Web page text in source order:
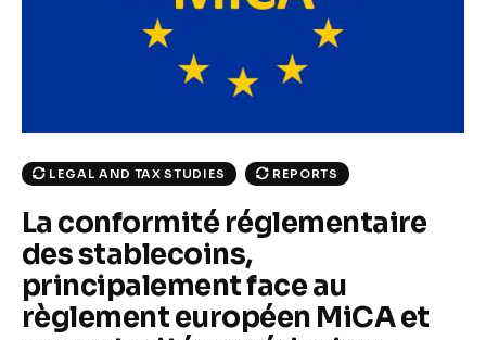
Climate
Tech
Reports
Shop
LEGAL AND TAX STUDIES REPORTS
La conformité réglementaire
des stablecoins,
principalement face au
règlement européen MiCA et